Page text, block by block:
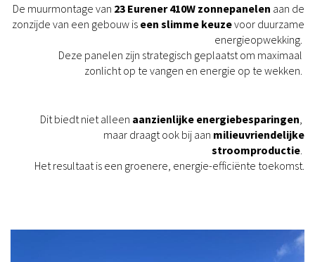
De muurmontage van 23 Eurener 410W zonnepanelen aan de
zonzijde van een gebouw is een slimme keuzevoor duurzame
energieopwekking.
Deze panelen zijn strategisch geplaatst om maximaal
zonlicht op te vangen en energie op te wekken.
Dit biedt niet alleen aanzienlijke energiebesparingen
maar draagt ook bij aan milieuvriendelijke
stroomproductie
Het resultaat is een groenere, energie-efficiënte toekomst.